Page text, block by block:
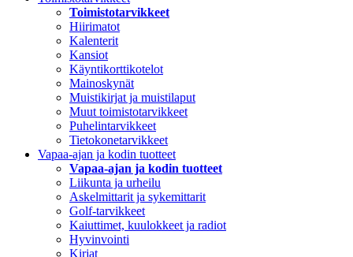
Toimistotarvikkeet
Hiirimatot
Kalenterit
Kansiot
Käyntikorttikotelot
Mainoskynät
Muistikirjat ja muistilaput
Muut toimistotarvikkeet
Puhelintarvikkeet
Tietokonetarvikkeet
Vapaa-ajan ja kodin tuotteet
Vapaa-ajan ja kodin tuotteet
Liikunta ja urheilu
Askelmittarit ja sykemittarit
Golf-tarvikkeet
Kaiuttimet, kuulokkeet ja radiot
Hyvinvointi
Kirjat